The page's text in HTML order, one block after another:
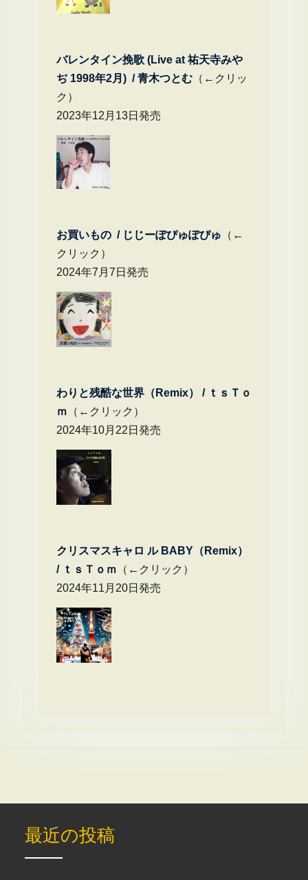
バレンタイン挽歌 (Live at 祐天寺みや
ぢ 1998年2月) / 青木つとむ（←クリッ
ク）
2023年12月13日発売
お買いもの / じじーぽぴゅぽぴゅ （←
クリック）
2024年7月7日発売
わりと残酷な世界（Remix） / ｔｓＴｏ
ｍ （←クリック）
2024年10月22日発売
クリスマスキャロ ル BABY（Remix）
/ ｔｓＴｏｍ （←クリック）
2024年11月20日発売
最近の投稿